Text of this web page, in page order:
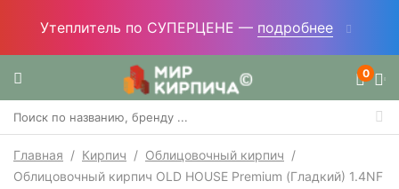
Утеплитель по СУПЕРЦЕНЕ — подробнее
0
Главная / Кирпич / Облицовочный кирпич /
Облицовочный кирпич OLD HOUSE Premium (Гладкий) 1.4NF